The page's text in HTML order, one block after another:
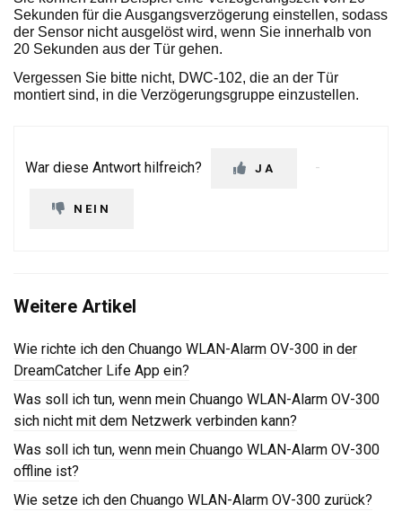
Sekunden für die Ausgangsverzögerung einstellen, sodass
der Sensor nicht ausgelöst wird, wenn Sie innerhalb von
20 Sekunden aus der Tür gehen.
Vergessen Sie bitte nicht, DWC-102, die an der Tür
montiert sind, in die Verzögerungsgruppe einzustellen.
War diese Antwort hilfreich? JA
NEIN
Weitere Artikel
Wie richte ich den Chuango WLAN-Alarm OV-300 in der
DreamCatcher Life App ein?
Was soll ich tun, wenn mein Chuango WLAN-Alarm OV-300
sich nicht mit dem Netzwerk verbinden kann?
Was soll ich tun, wenn mein Chuango WLAN-Alarm OV-300
offline ist?
Wie setze ich den Chuango WLAN-Alarm OV-300 zurück?